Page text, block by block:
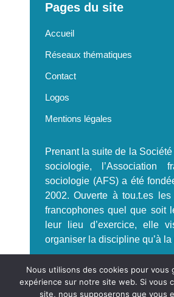
Pages du site
Accueil
Réseaux thématiques
Contact
Logos
Mentions légales
Prenant la suite de la
sociologie, l’Association
sociologie (AFS) a été
2002. Ouverte à tou.t.es les
francophones quel que soit
leur lieu d’exercice, elle
organiser la discipline qu’à la
S'incrire à la Newsletter AFS
Nous utilisons des cookies pour vous
expérience sur notre site web. Si vous
site, nous supposerons que vous